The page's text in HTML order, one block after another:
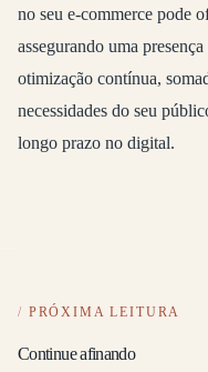
no seu e-commerce pode
assegurando uma
otimização contínua,
necessidades do seu
longo prazo no digital.
PRÓXIMA LEITURA
Continue afinando